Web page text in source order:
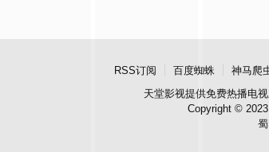
RSS订阅 百度蜘蛛 神马爬
天堂影视提供免费热播电
Copyright ©